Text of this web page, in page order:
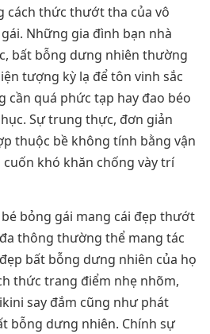
cách thức thướt tha của vô
Những gia đình bạn nhà
bất bỗng dưng nhiên thường
tượng kỳ lạ để tôn vinh sắc
cần quá phức tạp hay đao béo
Sự trung thực, đơn giản
thuộc bề không tính bằng vận
khó khăn chống vày trí
bỏng gái mang cái đẹp thướt
thông thường thể mang tác
bất bỗng dưng nhiên của họ
thức trang điểm nhẹ nhõm,
say đắm cũng như phát
bỗng dưng nhiên. Chính sự